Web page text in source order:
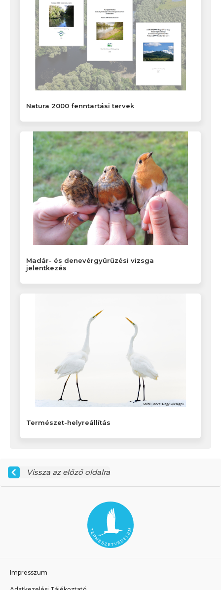
Natura 2000 fenntartási tervek
Madár- és denevérgyűrűzési vizsga
jelentkezés
Természet-helyreállítás
Vissza az előző oldalra
Impresszum